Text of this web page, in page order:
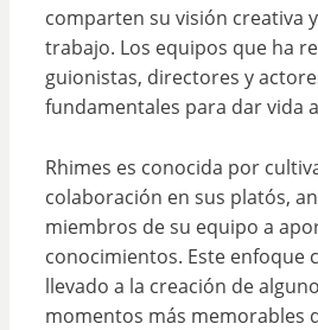
comparten su visión creativa
trabajo. Los equipos que ha
guionistas, directores y
fundamentales para dar vida
Rhimes es conocida por
colaboración en sus platós,
miembros de su equipo a
conocimientos. Este enfoque
llevado a la creación de
momentos más memorables